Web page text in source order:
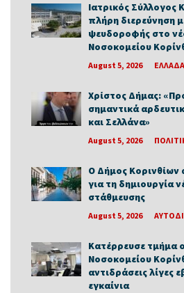
Ιατρικός Σύλλογος
πλήρη διερεύνηση
ψευδοροφής στο
Νοσοκομείου
August 5, 2026 ΕΛΛΑΔΑ
Χρίστος Δήμας:
σημαντικά
και Σελλάνα»
August 5, 2026
Ο Δήμος Κορινθίων
για τη δημιουργία
στάθμευσης
August 5, 2026
Κατέρρευσε τμήμα
Νοσοκομείου
αντιδράσεις λίγες
εγκαίνια